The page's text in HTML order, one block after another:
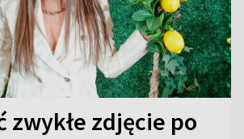
zwykłe zdjęcie po